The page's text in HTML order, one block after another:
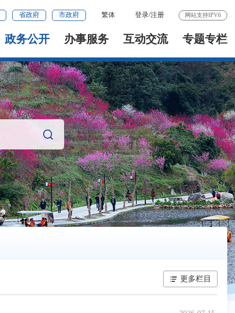
省政府 市政府 繁体 登录/注册 网站支持IPV6
政务公开 办事服务 互动交流 专题专栏

更多栏目